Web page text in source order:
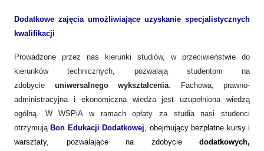
Dodatkowe zajęcia umożliwiające uzyskanie specjalistycznych
kwalifikacji
Prowadzone przez nas kierunki studiów, w przeciwieństwie do
kierunków technicznych, pozwalają studentom na
zdobycie uniwersalnego wykształcenia. Fachowa, prawno-
administracyjna i ekonomiczna wiedza jest uzupełniona wiedzą
ogólną. W WSPiA w ramach opłaty za studia nasi studenci
otrzymują Bon Edukacji Dodatkowej, obejmujący bezpłatne kursy i
warsztaty, pozwalające na zdobycie dodatkowych,